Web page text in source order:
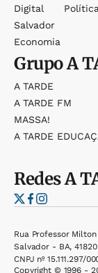
Digital
Salvador
Economia
Política
GrupoA
A TARDE
A TARDE FM
MASSA!
A TARDE
RedesA
Rua Professor
Salvador - BA,
CNPJ nº 15.111.297/
Copyright © 1996 -